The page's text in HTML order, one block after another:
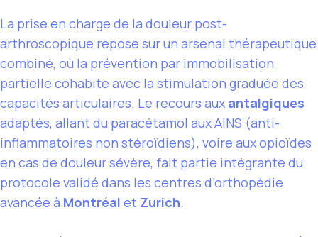
La prise en charge de la douleur post-
arthroscopique repose sur un arsenal thérapeutique
combiné, où la prévention par immobilisation
partielle cohabite avec la stimulation graduée des
capacités articulaires. Le recours aux antalgiques
adaptés, allant du paracétamol aux AINS (anti-
inflammatoires non stéroïdiens), voire aux opioïdes
en cas de douleur sévère, fait partie intégrante du
protocole validé dans les centres d’orthopédie
avancée à Montréal et Zurich.